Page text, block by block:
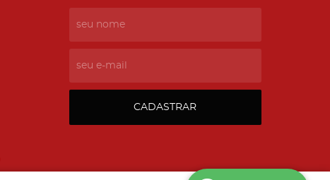
CADASTRAR